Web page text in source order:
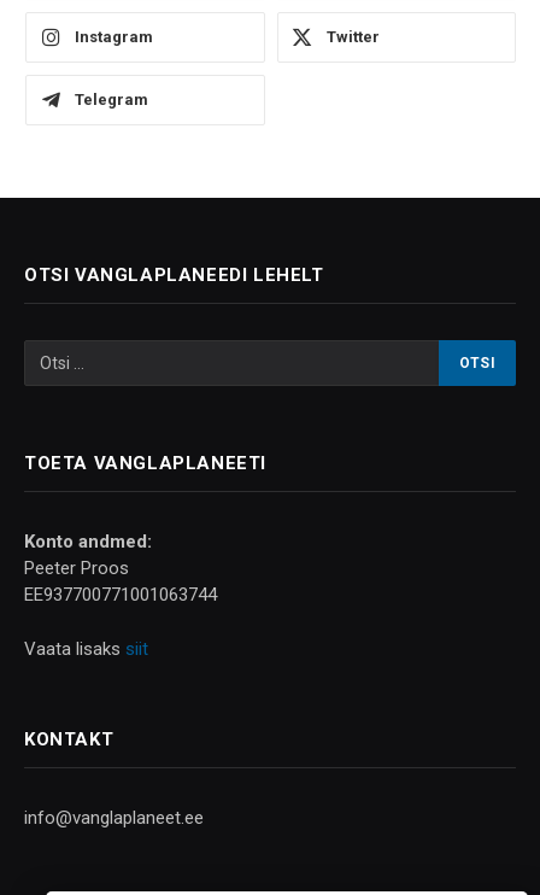
Instagram Twitter
Telegram
OTSI VANGLAPLANEEDI LEHELT
TOETA VANGLAPLANEETI
Konto andmed:
Peeter Proos
EE937700771001063744
Vaata lisaks siit
KONTAKT
info@vanglaplaneet.ee